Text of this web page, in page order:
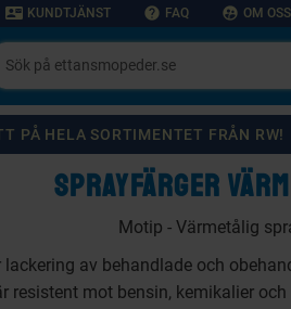
contact_mail KUNDTJÄNST help FAQ supervised_user_circle OM OSS
PÅ HELA SORTIMENTET FRÅN
SPRAYFÄRGER
Motip - Värmetålig
av behandlade och
resistent mot bensin, kemikalier